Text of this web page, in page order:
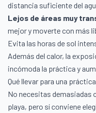
distancia suficiente del
Lejos de áreas muy
mejor y moverte con más
Evita las horas de sol
Además del calor, la
incómoda la práctica y
Qué llevar para una
No necesitas demasiadas
playa, pero sí conviene